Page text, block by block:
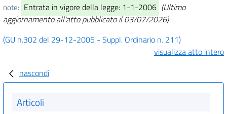
note: Entrata in vigore della legge: 1-1-2006 (Ultimo
aggiornamento all'atto pubblicato il 03/07/2026)
(GU n.302 del 29-12-2005 - Suppl. Ordinario n. 211)
visualizza atto intero
nascondi
Articoli